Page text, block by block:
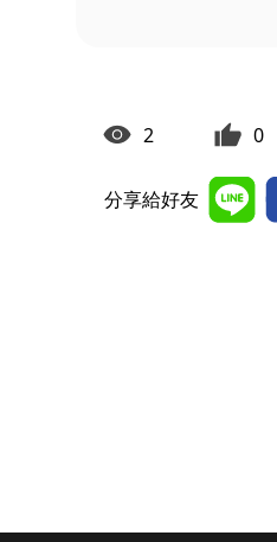
2 0
分享給好友